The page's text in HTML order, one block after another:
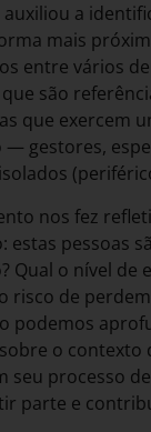
a
mais
entre vários
são
que exercem
— gestores,
nos fez
estas pessoas
Qual o nível de
risco de
podemos
o contexto
seu processo
parte e